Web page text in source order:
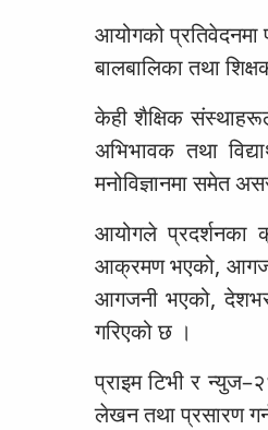
आयोगको प्रतिवेदनमा
बालबालिका तथा
केही शैक्षिक
अभिभावक तथा
मनोविज्ञानमा समेत
आयोगले प्रदर्शनका
आक्रमण भएको, आगजनी
आगजनी भएको,
गरिएको छ ।
प्राइम टिभी र
लेखन तथा प्रसारण